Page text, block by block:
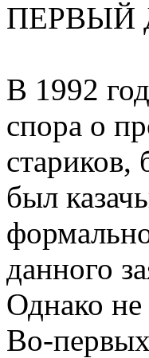
ПЕРВЫЙ
В 1992
спора о
стариков,
был
данного
Однако
Во-